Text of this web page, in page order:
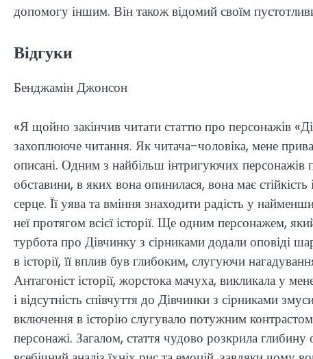
допомогу іншим. Він також відомий своїм
Відгуки
Бенджамін Джонсон
«Я щойно закінчив читати статтю про персонажів
захоплююче читання. Як читача-чоловіка, мене
описані. Одним з найбільш інтригуючих персонажів
обставини, в яких вона опинилася, вона має
серце. Її уява та вміння знаходити радість у
неї протягом всієї історії. Ще одним персонажем,
турбота про Дівчинку з сірниками додали оповіді
в історії, її вплив був глибоким, слугуючи
Антагоніст історії, жорстока мачуха, викликала у
і відсутність співчуття до Дівчинки з сірниками
включення в історію слугувало потужним
персонажі. Загалом, стаття чудово розкрила